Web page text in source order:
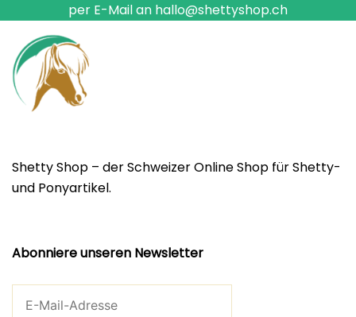
per E-Mail an hallo@shettyshop.ch
Shetty Shop – der Schweizer Online Shop für Shetty-
und Ponyartikel.
Abonniere unseren Newsletter